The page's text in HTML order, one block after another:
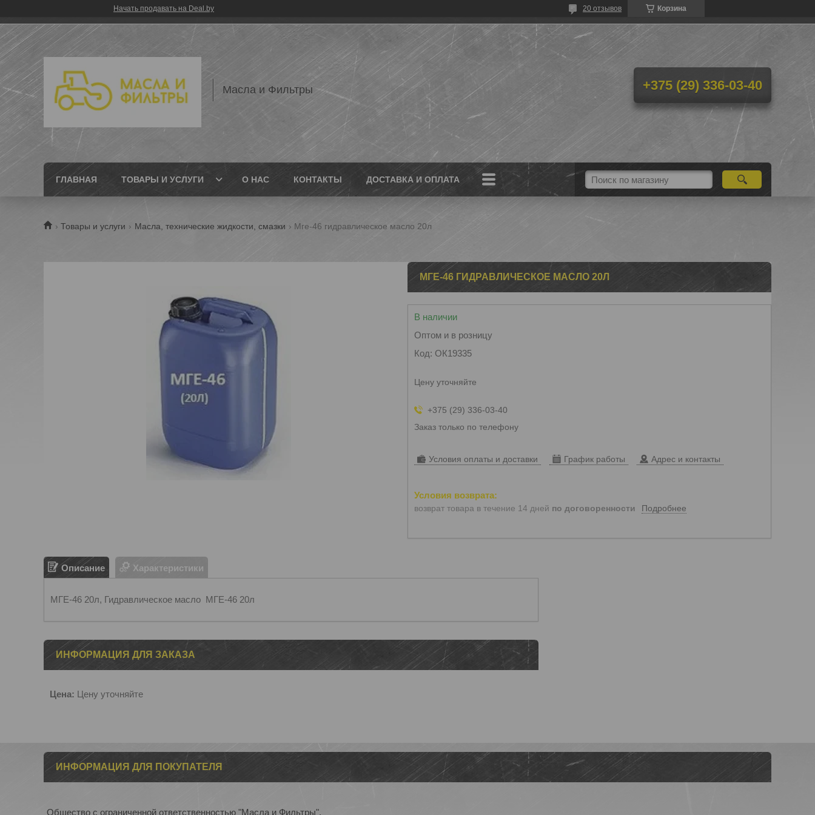
Начать продавать на Deal.by Корзина
20 отзывов
Масла и Фильтры +375 (29) 336-03-40
ГЛАВНАЯ ТОВАРЫ И УСЛУГИ О НАС КОНТАКТЫ ДОСТАВКА И ОПЛАТА
Товары и услуги Масла, технические жидкости, смазки Мге-46 гидравлическое масло 20л
МГЕ-46 ГИДРАВЛИЧЕСКОЕ МАСЛО 20Л
В наличии
Оптом и в розницу
Код: ОК19335
Цену уточняйте
+375 (29) 336-03-40
Заказ только по телефону
Условия оплаты и доставки График работы Адрес и контакты
возврат товара в течение 14 дней по договоренности Подробнее
Описание Характеристики
МГЕ-46 20л, Гидравлическое масло МГЕ-46 20л
ИНФОРМАЦИЯ ДЛЯ ЗАКАЗА
Цена: Цену уточняйте
ИНФОРМАЦИЯ ДЛЯ ПОКУПАТЕЛЯ
Общество с ограниченной ответственностью "Масла и Фильтры".